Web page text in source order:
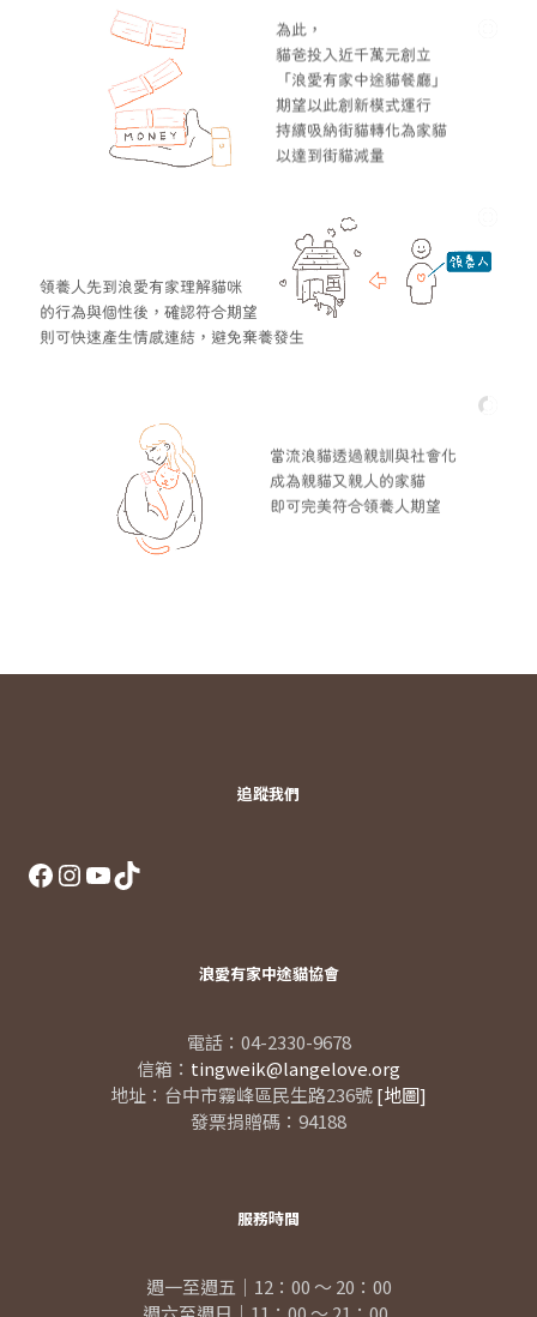
為此，
貓爸投入近千萬元創立
「浪愛有家中途貓餐廳」
期望以此創新模式運行
持續吸納街貓轉化為家貓
以達到街貓減量
領養人先到浪愛有家理解貓咪
的行為與個性後，確認符合期望
則可快速產生情感連結，避免棄養發生
當流浪貓透過親訓與社會化
成為親貓又親人的家貓
即可完美符合領養人期望
追蹤我們
Facebook
Instagram
YouTube
TikTok
浪愛有家中途貓協會
電話：04-2330-9678
信箱： tingweik@langelove.org
地址：台中市霧峰區民生路236號[地圖]
發票捐贈碼：94188
服務時間
週一至週五｜12：00 ～ 20：00